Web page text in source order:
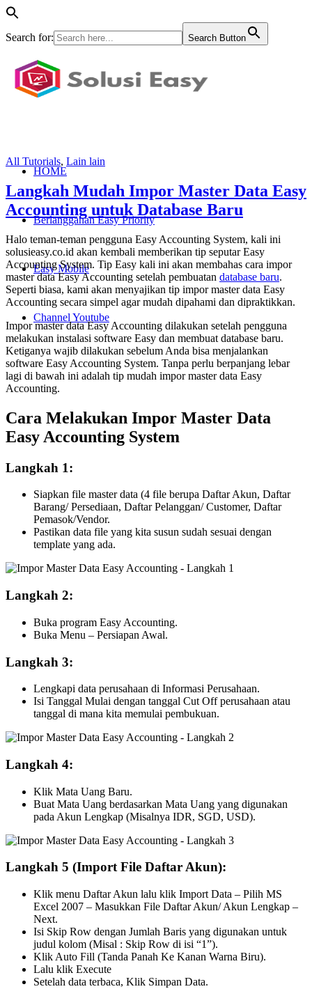
Search for: Search Button
HOME
Berlangganan Easy Priority
Easy Mobile
Channel Youtube
All Tutorials, Lain lain
Langkah Mudah Impor Master Data Easy
Accounting untuk Database Baru
Halo teman-teman pengguna Easy Accounting System, kali ini
solusieasy.co.id akan kembali memberikan tip seputar Easy
Accounting System. Tip Easy kali ini akan membahas cara impor
master data Easy Accounting setelah pembuatan database baru.
Seperti biasa, kami akan menyajikan tip impor master data Easy
Accounting secara simpel agar mudah dipahami dan dipraktikkan.
Impor master data Easy Accounting dilakukan setelah pengguna
melakukan instalasi software Easy dan membuat database baru.
Ketiganya wajib dilakukan sebelum Anda bisa menjalankan
software Easy Accounting System. Tanpa perlu berpanjang lebar
lagi di bawah ini adalah tip mudah impor master data Easy
Accounting.
Cara Melakukan Impor Master Data
Easy Accounting System
Langkah 1:
Siapkan file master data (4 file berupa Daftar Akun, Daftar
Barang/ Persediaan, Daftar Pelanggan/ Customer, Daftar
Pemasok/Vendor.
Pastikan data file yang kita susun sudah sesuai dengan
template yang ada.
Langkah 2:
Buka program Easy Accounting.
Buka Menu – Persiapan Awal.
Langkah 3:
Lengkapi data perusahaan di Informasi Perusahaan.
Isi Tanggal Mulai dengan tanggal Cut Off perusahaan atau
tanggal di mana kita memulai pembukuan.
Langkah 4:
Klik Mata Uang Baru.
Buat Mata Uang berdasarkan Mata Uang yang digunakan
pada Akun Lengkap (Misalnya IDR, SGD, USD).
Langkah 5 (Import File Daftar Akun):
Klik menu Daftar Akun lalu klik Import Data – Pilih MS
Excel 2007 – Masukkan File Daftar Akun/ Akun Lengkap –
Next.
Isi Skip Row dengan Jumlah Baris yang digunakan untuk
judul kolom (Misal : Skip Row di isi “1”).
Klik Auto Fill (Tanda Panah Ke Kanan Warna Biru).
Lalu klik Execute
Setelah data terbaca, Klik Simpan Data.